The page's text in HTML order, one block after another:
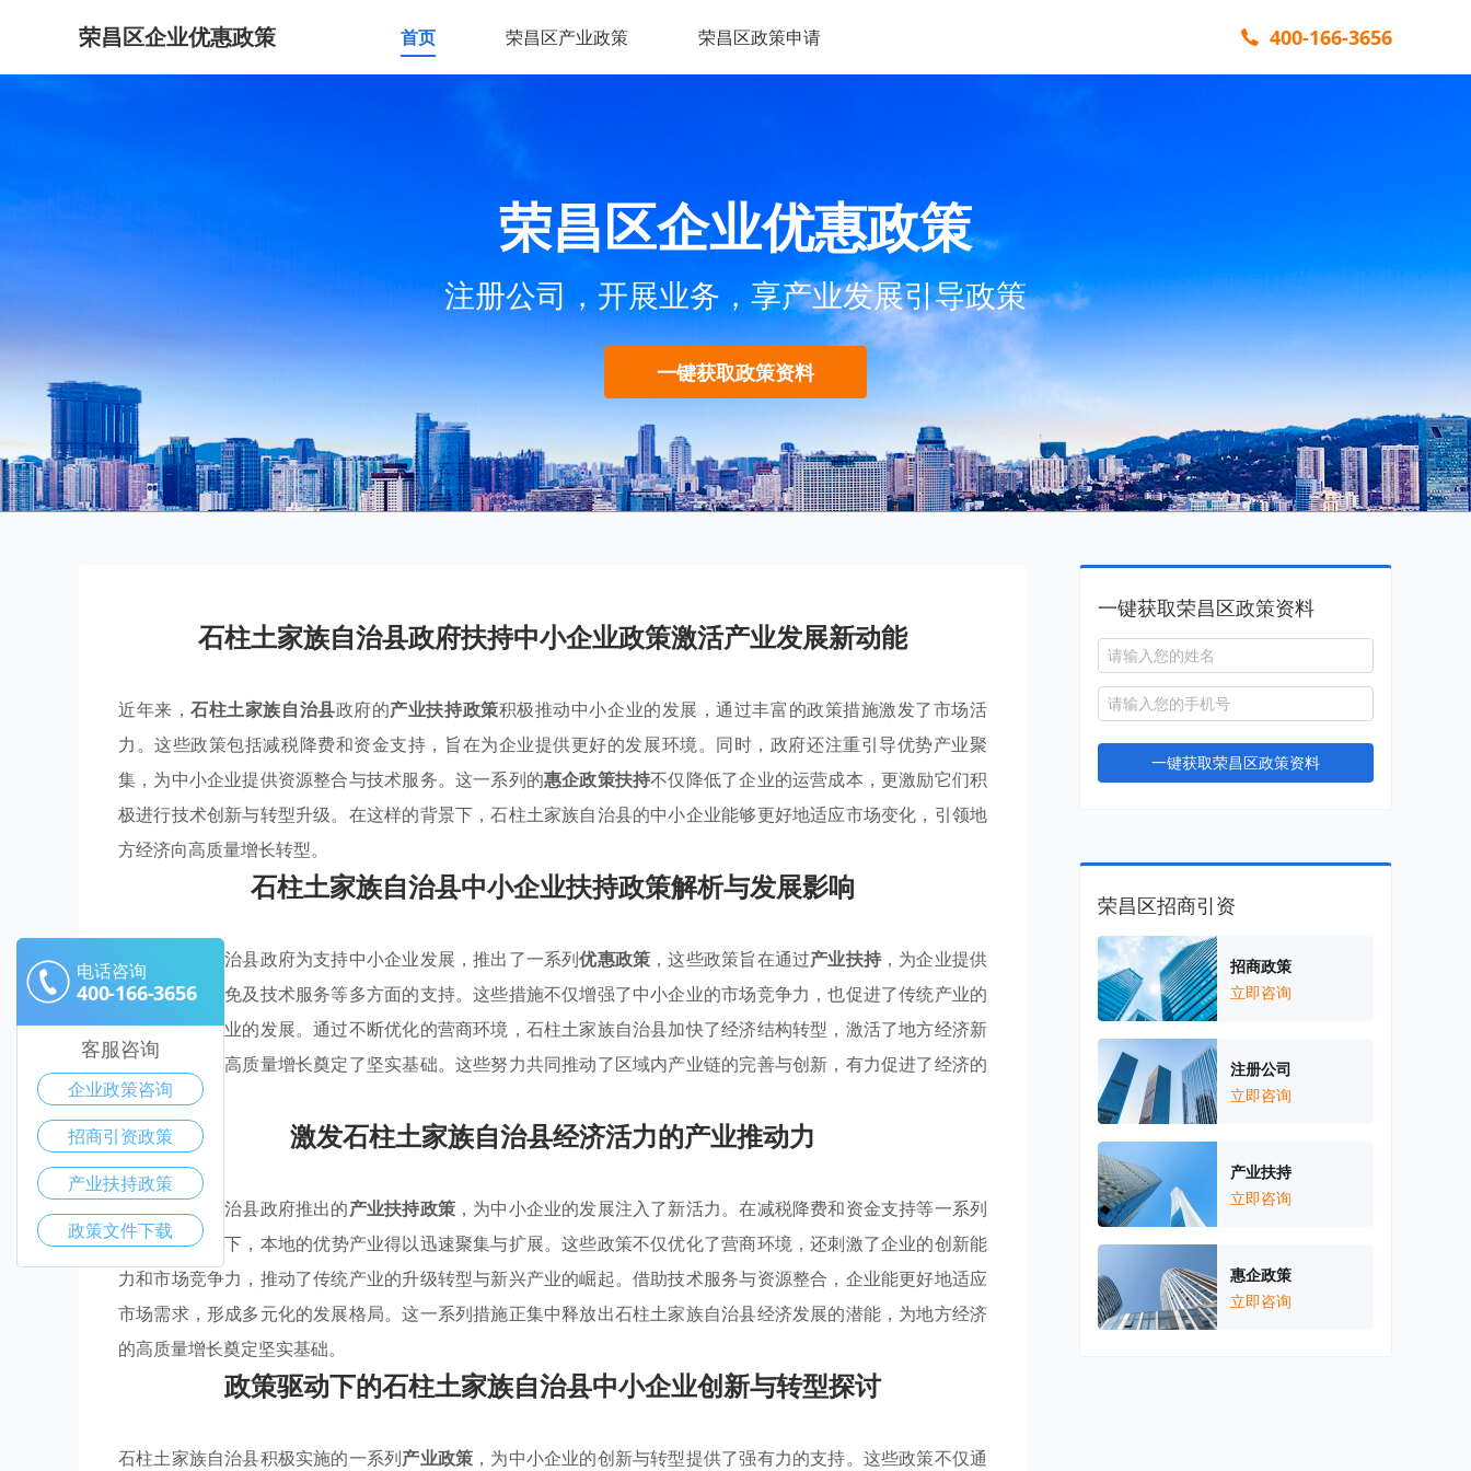
荣昌区企业优惠政策 首页 荣昌区产业政策 荣昌区政策申请 400-166-3656
荣昌区企业优惠政策
注册公司，开展业务，享产业发展引导政策
一键获取政策资料
石柱土家族自治县政府扶持中小企业政策激活产业发展新动能
近年来，石柱土家族自治县政府的产业扶持政策积极推动中小企业的发展，通过丰富的政策措施激发了市场活
力。这些政策包括减税降费和资金支持，旨在为企业提供更好的发展环境。同时，政府还注重引导优势产业聚
集，为中小企业提供资源整合与技术服务。这一系列的惠企政策扶持不仅降低了企业的运营成本，更激励它们积
极进行技术创新与转型升级。在这样的背景下，石柱土家族自治县的中小企业能够更好地适应市场变化，引领地
方经济向高质量增长转型。
石柱土家族自治县中小企业扶持政策解析与发展影响
石柱土家族自治县政府为支持中小企业发展，推出了一系列优惠政策 ，这些政策旨在通过产业扶持，为企业提供
资金、税收减免及技术服务等多方面的支持。这些措施不仅增强了中小企业的市场竞争力，也促进了传统产业的
升级和新兴产业的发展。通过不断优化的营商环境，石柱土家族自治县加快了经济结构转型，激活了地方经济新
动能，为实现高质量增长奠定了坚实基础。这些努力共同推动了区域内产业链的完善与创新，有力促进了经济的
可持续发展。
激发石柱土家族自治县经济活力的产业推动力
石柱土家族自治县政府推出的产业扶持政策，为中小企业的发展注入了新活力。在减税降费和资金支持等一系列
惠企政策扶持下，本地的优势产业得以迅速聚集与扩展。这些政策不仅优化了营商环境，还刺激了企业的创新能
力和市场竞争力，推动了传统产业的升级转型与新兴产业的崛起。借助技术服务与资源整合，企业能更好地适应
市场需求，形成多元化的发展格局。这一系列措施正集中释放出石柱土家族自治县经济发展的潜能，为地方经济
的高质量增长奠定坚实基础。
政策驱动下的石柱土家族自治县中小企业创新与转型探讨
石柱土家族自治县积极实施的一系列产业政策 ，为中小企业的创新与转型提供了强有力的支持。这些政策不仅通
一键获取荣昌区政策资料
一键获取荣昌区政策资料
荣昌区招商引资
招商政策
立即咨询
注册公司
立即咨询
产业扶持
立即咨询
惠企政策
立即咨询
电话咨询
400-166-3656
客服咨询
企业政策咨询
招商引资政策
产业扶持政策
政策文件下载